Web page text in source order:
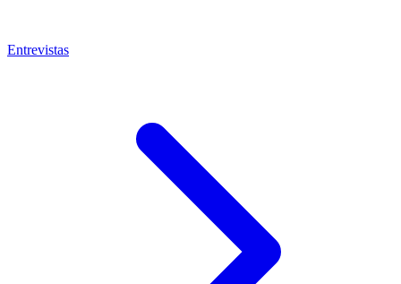
Entrevistas